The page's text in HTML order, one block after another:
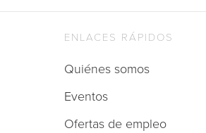
ENLACES RÁPIDOS
Quiénes somos
Eventos
Ofertas de empleo